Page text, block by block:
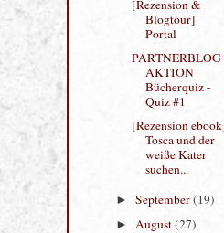
k, Award und
Anderes
Blogtour]
Portal
PARTNERBLOG
Bücherquiz -
Quiz #1
[Rezension ebook]
weiße Kater